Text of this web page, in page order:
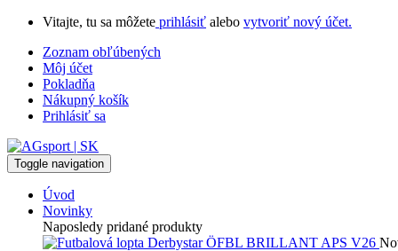
Vitajte, tu sa môžete prihlásiť alebo vytvoriť nový účet.
Zoznam obľúbených
Môj účet
Pokladňa
Nákupný košík
Prihlásiť sa
Toggle navigation
Úvod
Novinky
Naposledy pridané produkty